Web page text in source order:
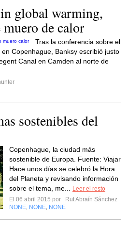
global warming,
de calor
Tras la conferencia sobre el
Copenhague, Banksy escribió justo
Canal en Camden al norte de
sostenibles del
Copenhague, la ciudad más
sostenible de Europa. Fuente: Viajar
Hace unos días se celebró la Hora
del Planeta y revisando información
sobre el tema, me...
Leer el resto
El 06 abril 2015 por
Rut Abraín Sánchez
NONE NONE NONE